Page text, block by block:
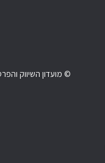
© מועדון השיווק